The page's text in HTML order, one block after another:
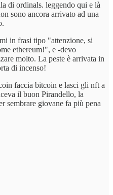
di ordinals. leggendo qui e là
sono ancora arrivato ad una
in frasi tipo "attenzione, si
ethereum!", e -devo
molto. La peste è arrivata in
di incenso!
faccia bitcoin e lasci gli nft a
il buon Pirandello, la
sembrare giovane fa più pena